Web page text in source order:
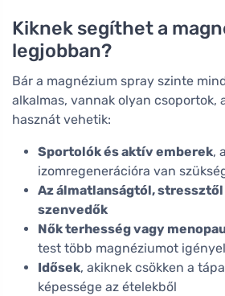
Kiknek segíthet a
legjobban?
Bár a magnézium spray szinte
alkalmas, vannak olyan csoportok,
hasznát vehetik:
Sportolók és aktív emberek,
izomregenerációra van
Az álmatlanságtól,
szenvedők
Nők terhesség vagy
test több magnéziumot igényel
Idősek, akiknek csökken a
képessége az ételekből